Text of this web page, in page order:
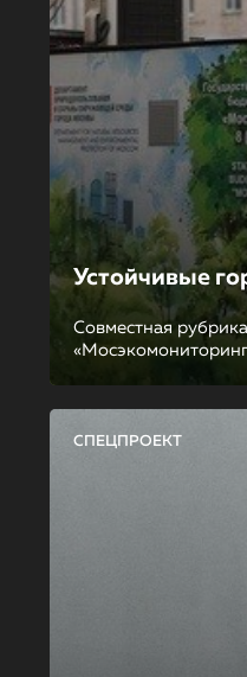
Устойчивые
Совместная
СПЕЦПРОЕКТ